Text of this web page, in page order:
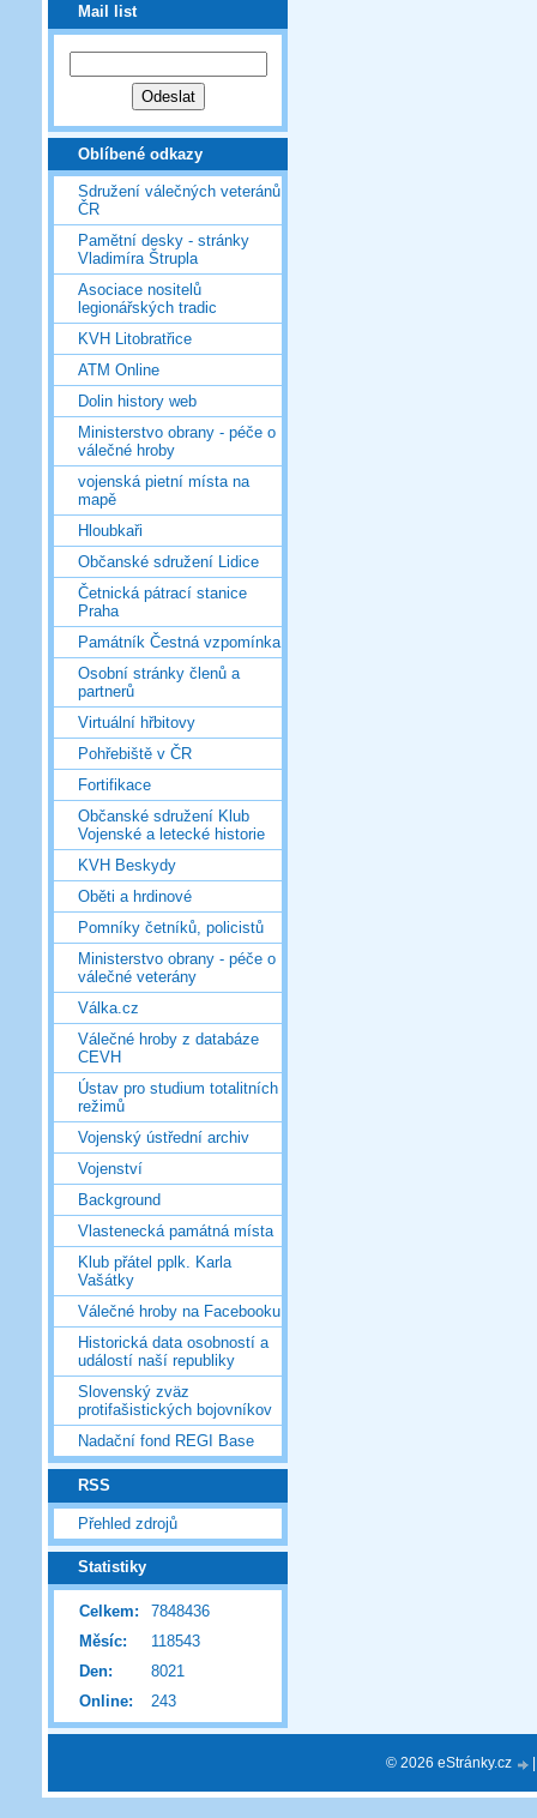
Mail list
Oblíbené odkazy
Sdružení válečných veteránů
ČR
Pamětní desky - stránky
Vladimíra Štrupla
Asociace nositelů
legionářských tradic
KVH Litobratřice
ATM Online
Dolin history web
Ministerstvo obrany - péče o
válečné hroby
vojenská pietní místa na
mapě
Hloubkaři
Občanské sdružení Lidice
Četnická pátrací stanice
Praha
Památník Čestná vzpomínka
Osobní stránky členů a
partnerů
Virtuální hřbitovy
Pohřebiště v ČR
Fortifikace
Občanské sdružení Klub
Vojenské a letecké historie
KVH Beskydy
Oběti a hrdinové
Pomníky četníků, policistů
Ministerstvo obrany - péče o
válečné veterány
Válka.cz
Válečné hroby z databáze
CEVH
Ústav pro studium totalitních
režimů
Vojenský ústřední archiv
Vojenství
Background
Vlastenecká památná místa
Klub přátel pplk. Karla
Vašátky
Válečné hroby na Facebooku
Historická data osobností a
událostí naší republiky
Slovenský zväz
protifašistických bojovníkov
Nadační fond REGI Base
RSS
Přehled zdrojů
Statistiky
Online: 243
Celkem:
7848436
Měsíc:
118543
Den:
8021
© 2026 eStránky.cz